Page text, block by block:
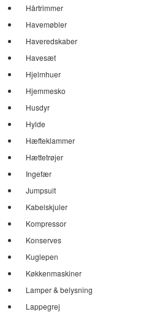
Hårtrimmer
Havemøbler
Haveredskaber
Havesæt
Hjelmhuer
Hjemmesko
Husdyr
Hylde
Hæfteklammer
Hættetrøjer
Ingefær
Jumpsuit
Kabelskjuler
Kompressor
Konserves
Kuglepen
Køkkenmaskiner
Lamper & belysning
Lappegrej